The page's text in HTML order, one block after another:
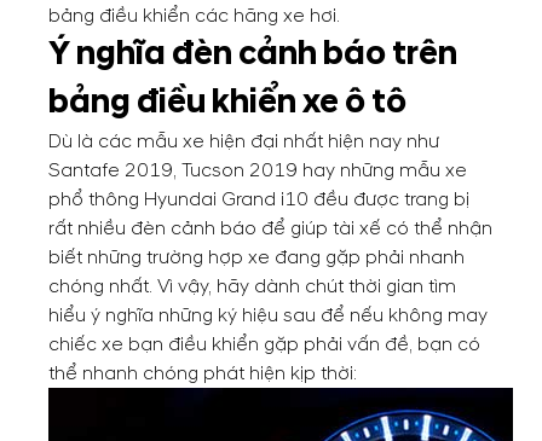
bảng điều khiển các hãng xe hơi.
Ý nghĩa đèn cảnh báo trên
bảng điều khiển xe ô tô
Dù là các mẫu xe hiện đại nhất hiện nay như
Santafe 2019, Tucson 2019 hay những mẫu xe
phổ thông Hyundai Grand i10 đều được trang bị
rất nhiều đèn cảnh báo để giúp tài xế có thể nhận
biết những trường hợp xe đang gặp phải nhanh
chóng nhất. Vì vậy, hãy dành chút thời gian tìm
hiểu ý nghĩa những ký hiệu sau để nếu không may
chiếc xe bạn điều khiển gặp phải vấn đề, bạn có
thể nhanh chóng phát hiện kịp thời: